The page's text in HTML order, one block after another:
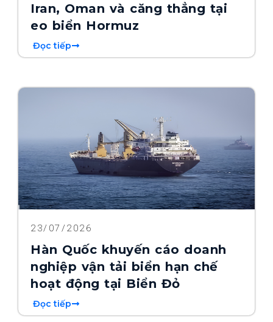
Iran, Oman và căng thẳng tại
eo biển Hormuz
Đọc tiếp
23/07/2026
Hàn Quốc khuyến cáo doanh
nghiệp vận tải biển hạn chế
hoạt động tại Biển Đỏ
Đọc tiếp